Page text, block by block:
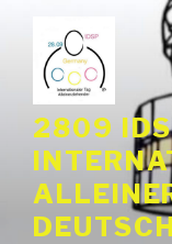
springen
2809